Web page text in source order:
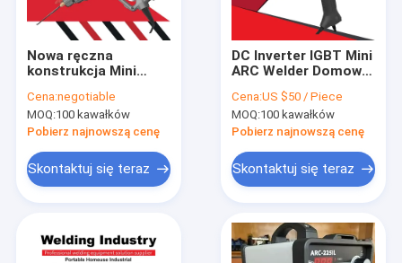
Nowa ręczna
konstrukcja Mini
IGBT Przenośne
spawarki inwerterowe
Cena:negotiable
MOQ:100 kawałków
Pobierz najnowszą cenę
Skontaktuj się teraz
DC Inverter IGBT Mini
ARC Welder Domowa
Zgrzewarka wysokiej
częstotliwości
Cena:US $50 / Piece
MOQ:100 kawałków
Pobierz najnowszą cenę
Skontaktuj się teraz